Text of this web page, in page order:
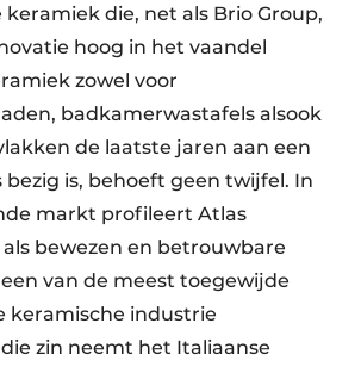
die, net als Brio Group,
hoog in het vaandel
zowel voor
badkamerwastafels alsook
de laatste jaren aan een
is, behoeft geen twijfel. In
markt profileert Atlas
bewezen en betrouwbare
van de meest toegewijde
keramische industrie
zin neemt het Italiaanse